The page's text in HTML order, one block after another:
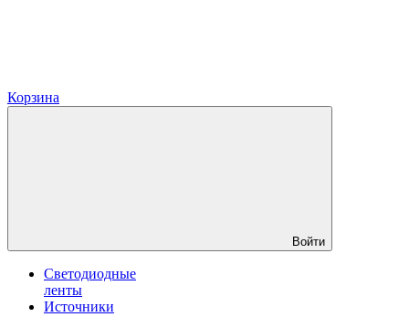
Корзина
Войти
Светодиодные
ленты
Источники